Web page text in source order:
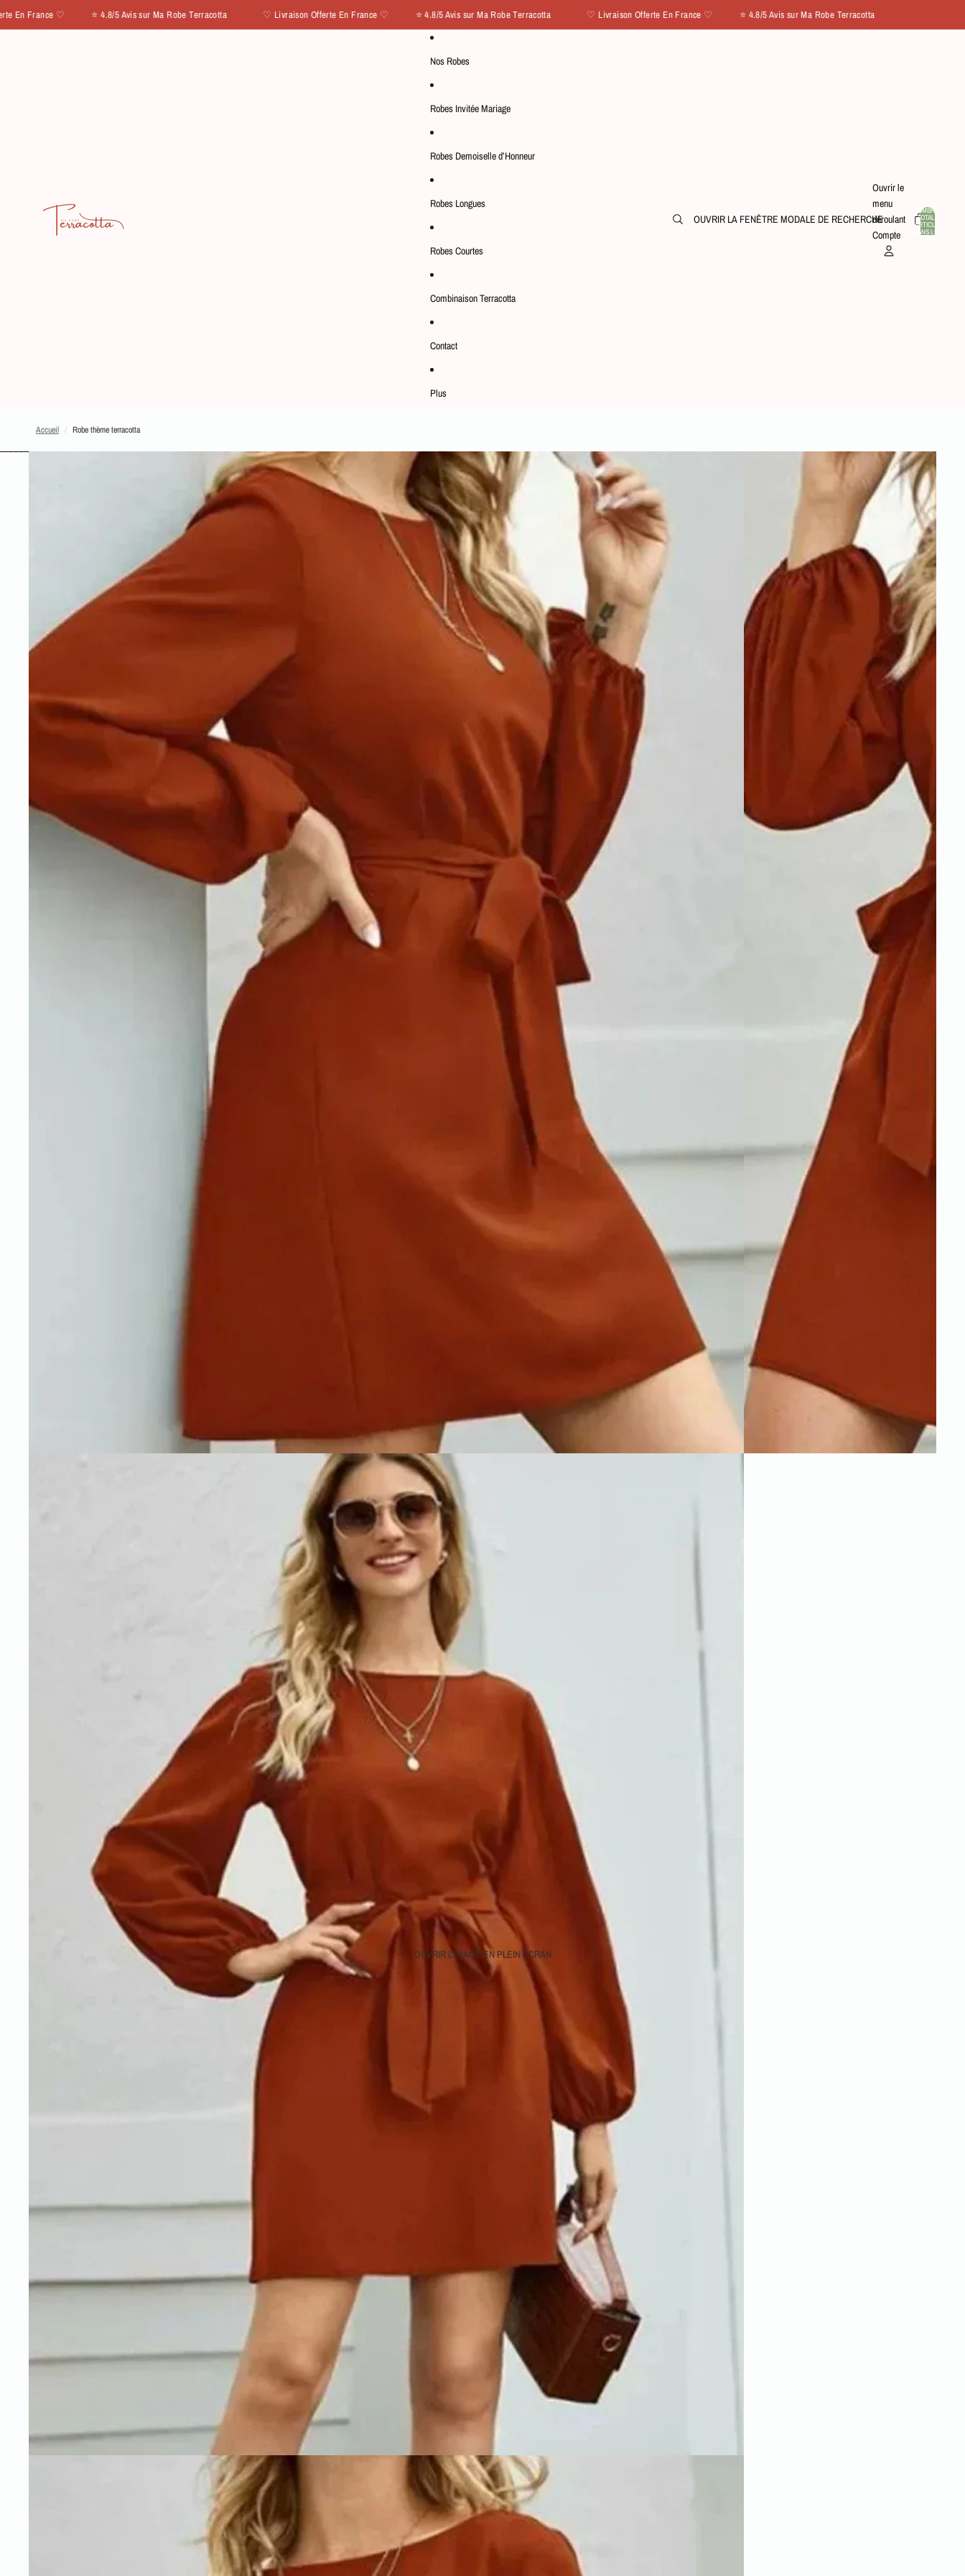
♡ ⭐ 4.8/5 Avis sur Ma Robe Terracotta ♡ Livraison Offerte En France ♡ ⭐ 4.8/5 Avis sur Ma Robe Terracotta ♡ Livraison Offerte En France ♡ ⭐ 4.8/5 Avis sur Ma Robe Terracotta
Nos Robes
Robes Invitée Mariage
Robes Demoiselle d’Honneur
Robes Longues
Robes Courtes
Combinaison Terracotta
Contact
Plus
OUVRIR LA FENÊTRE MODALE DE RECHERCHE
Ouvrir le
menu
déroulant
Compte
NOMBRE
TOTAL
D’ARTICLES
DANS LE
Accueil / Robe thème terracotta
PASSER AUX INFORMATIONS SUR LE PRODUIT
OUVRIR L’IMAGE EN PLEIN ÉCRAN